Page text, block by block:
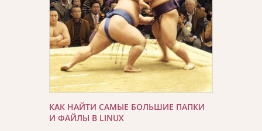
КАК НАЙТИ САМЫЕ БОЛЬШИЕ ПАПКИ
И ФАЙЛЫ В LINUX